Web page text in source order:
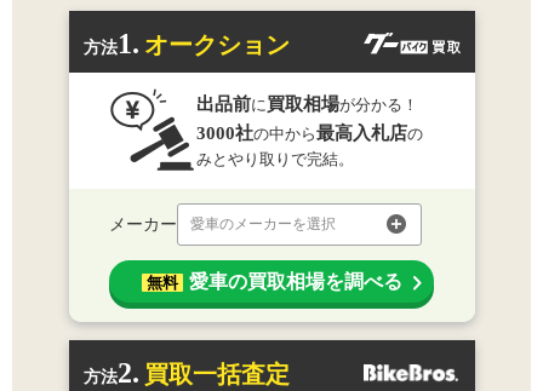
方法1. オークション
出品前に買取相場が分かる！
3000社の中から最高入札店の
みとやり取りで完結。
メーカー 愛車のメーカーを選択
無料 愛車の買取相場を調べる
方法2. 買取一括査定